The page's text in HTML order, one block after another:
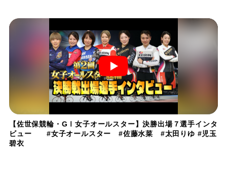
【佐世保競輪・GⅠ女子オールスター】決勝出場７選手インタ
ビュー #女子オールスター #佐藤水菜 #太田りゆ #児玉
碧衣